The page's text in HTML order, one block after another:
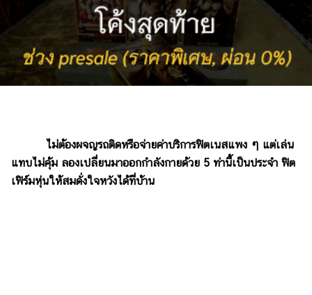
ไม่ต้องผจญรถติดหรือจ่ายค่าบริการฟิตเนสแพง ๆ แต่เล่น
แทบไม่คุ้ม ลองเปลี่ยนมาออกกำลังกายด้วย 5 ท่านี้เป็นประจำ ฟิต
เฟิร์มหุ่นให้สมดั่งใจหวังได้ที่บ้าน